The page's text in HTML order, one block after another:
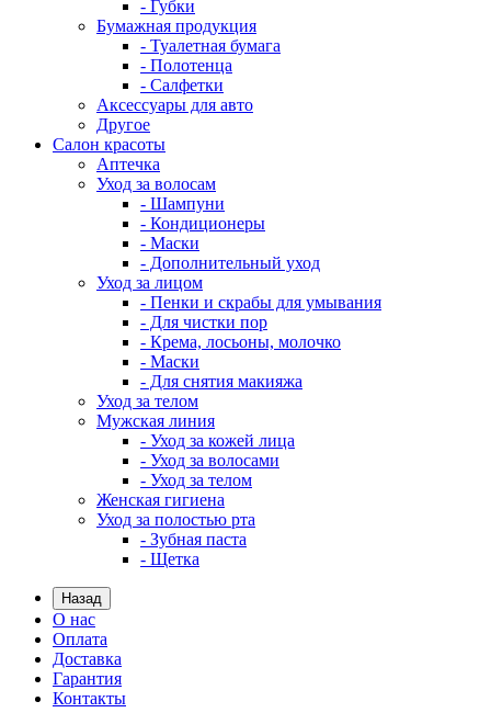
- Губки
Бумажная продукция
- Туалетная бумага
- Полотенца
- Салфетки
Аксессуары для авто
Другое
Салон красоты
Аптечка
Уход за волосам
- Шампуни
- Кондиционеры
- Маски
- Дополнительный уход
Уход за лицом
- Пенки и скрабы для умывания
- Для чистки пор
- Крема, лосьоны, молочко
- Маски
- Для снятия макияжа
Уход за телом
Мужская линия
- Уход за кожей лица
- Уход за волосами
- Уход за телом
Женская гигиена
Уход за полостью рта
- Зубная паста
- Щетка
Назад
О нас
Оплата
Доставка
Гарантия
Контакты